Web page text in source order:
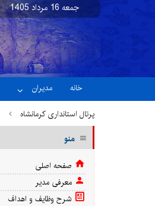
جمعه 16 مرداد 1405نسخه آزمایشی
خانه مدیران
پرتال استانداری کرمانشاه
منو
صفحه اصلی
معرفی مدیر
شرح وظایف و اهداف